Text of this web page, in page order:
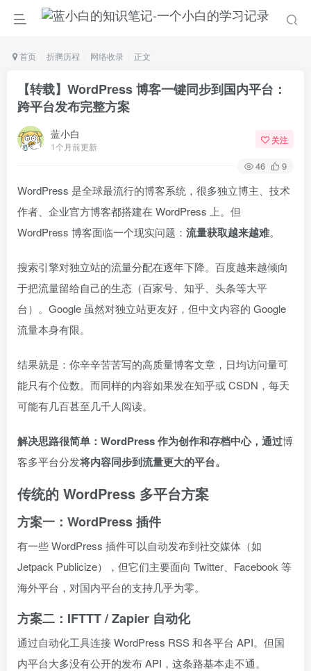
首页 折腾历程 网络收录 正文
【转载】WordPress 博客一键同步到国内平台：
跨平台发布完整方案
蓝小白
1个月前更新
关注
46 9
WordPress 是全球最流行的博客系统，很多独立博主、技术
作者、企业官方博客都搭建在 WordPress 上。但
WordPress 博客面临一个现实问题： 流量获取越来越难。
搜索引擎对独立站的流量分配在逐年下降。百度越来越倾向
于把流量留给自己的生态（百家号、知乎、头条等大平
台）。Google 虽然对独立站更友好，但中文内容的 Google
流量本身有限。
结果就是：你辛辛苦苦写的高质量博客文章，日均访问量可
能只有个位数。而同样的内容如果发在知乎或 CSDN，每天
可能有几百甚至几千人阅读。
解决思路很简单：WordPress 作为创作和存档中心，通过博
客多平台分发将内容同步到流量更大的平台。
传统的 WordPress 多平台方案
方案一：WordPress 插件
有一些 WordPress 插件可以自动发布到社交媒体（如
Jetpack Publicize），但它们主要面向 Twitter、Facebook 等
海外平台，对国内平台的支持几乎为零。
方案二：IFTTT / Zapier 自动化
通过自动化工具连接 WordPress RSS 和各平台 API。但国
内平台大多没有公开的发布 API，这条路基本走不通。